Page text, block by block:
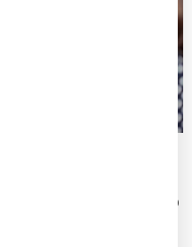
dass
ausreichten. Mit über 4.000
wurde die digitale